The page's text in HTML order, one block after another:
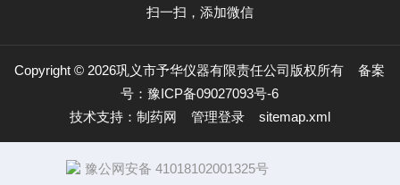
扫一扫，添加微信
Copyright © 2026巩义市予华仪器有限责任公司版权所有备案
号：豫ICP备09027093号-6
技术支持： 制药网 管理登录 sitemap.xml
豫公网安备 41018102001325号